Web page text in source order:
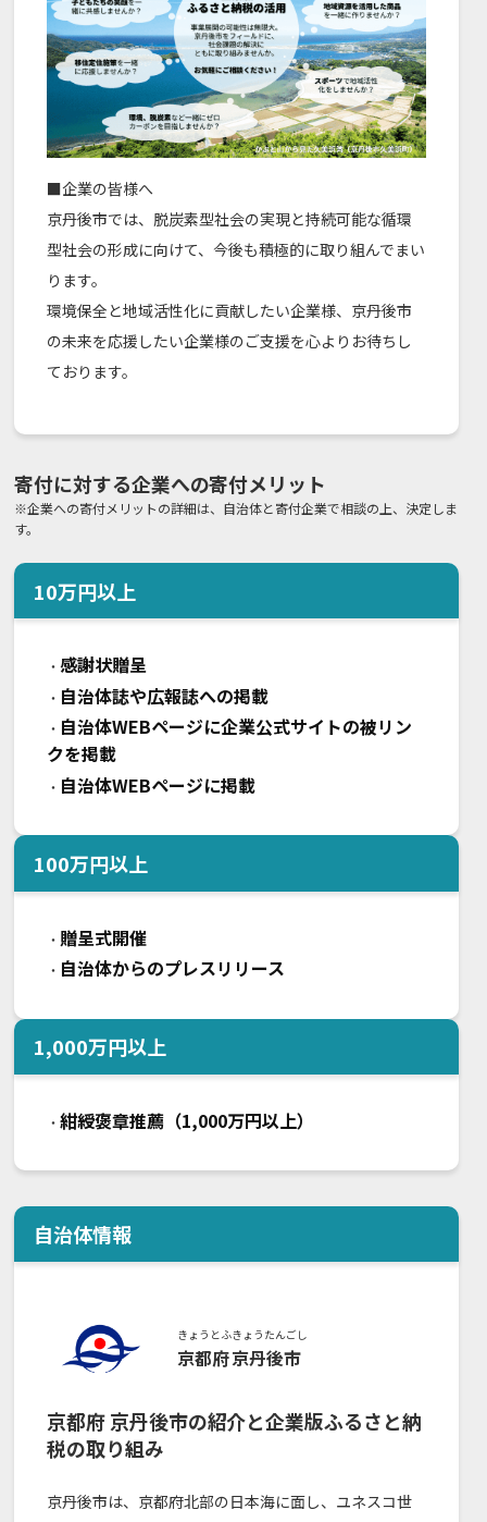
■企業の皆様へ
京丹後市では、脱炭素型社会の実現と持続可能な循環
型社会の形成に向けて、今後も積極的に取り組んでまい
ります。
環境保全と地域活性化に貢献したい企業様、京丹後市
の未来を応援したい企業様のご支援を心よりお待ちし
ております。
寄付に対する企業への寄付メリット
※企業への寄付メリットの詳細は、自治体と寄付企業で相談の上、決定しま
す。
10万円以上
・感謝状贈呈
・ 自治体誌や広報誌への掲載
・ 自治体WEBページに企業公式サイトの被リン
クを掲載
・ 自治体WEBページに掲載
100万円以上
・ 贈呈式開催
・ 自治体からのプレスリリース
1,000万円以上
・紺綬褒章推薦（1,000万円以上）
自治体情報
きょうとふ
京都府
きょうたんごし
京丹後市
京都府京丹後市の紹介と企業版ふるさと納
税の取り組み
京丹後市は、京都府北部の日本海に面し、ユネスコ世